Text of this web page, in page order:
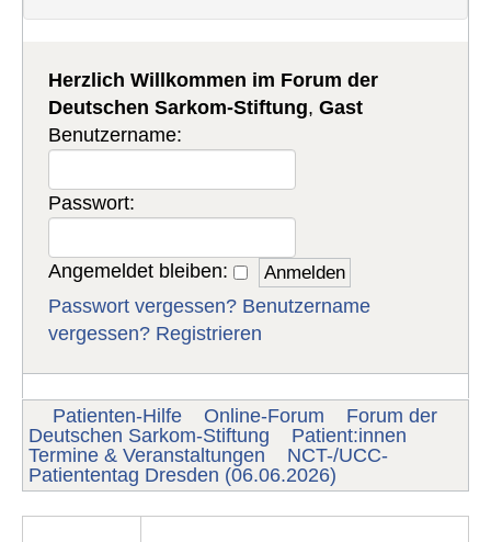
Herzlich Willkommen im Forum der
Deutschen Sarkom-Stiftung,Gast
Benutzername:
Passwort:
Angemeldet bleiben:
Passwort vergessen? Benutzername
vergessen? Registrieren
Patienten-Hilfe Online-Forum
Forum der
Deutschen Sarkom-Stiftung
Patient:innen
Termine & Veranstaltungen
NCT-/UCC-
Patiententag Dresden (06.06.2026)